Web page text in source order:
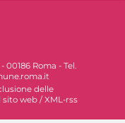
00186 Roma - Tel.
delle
sito web / XML-rss